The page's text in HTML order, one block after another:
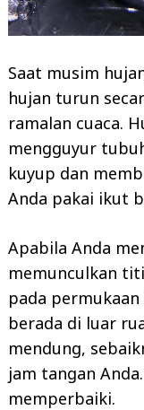
Saat musim
hujan turun
ramalan cuaca.
mengguyur
kuyup dan
Anda pakai ikut
Apabila Anda
memunculkan
pada permukaan
berada di luar
mendung,
jam tangan
memperbaiki.